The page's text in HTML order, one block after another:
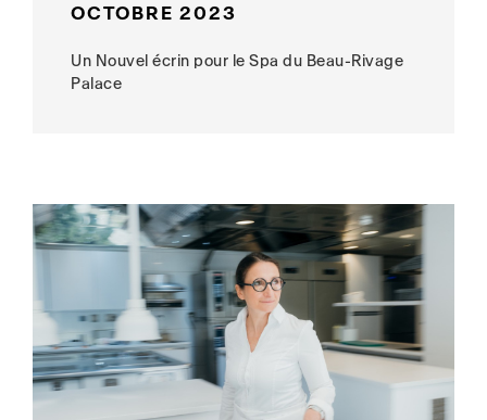
OCTOBRE 2023
Un Nouvel écrin pour le Spa du Beau-Rivage
Palace